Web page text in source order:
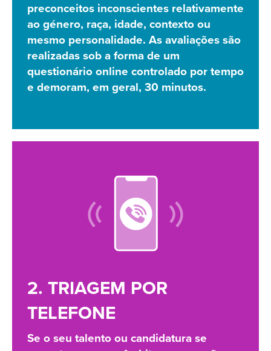
preconceitos inconscientes relativamente
ao género, raça, idade, contexto ou
mesmo personalidade. As avaliações são
realizadas sob a forma de um
questionário online controlado por tempo
e demoram, em geral, 30 minutos.
2. TRIAGEM POR
TELEFONE
Se o seu talento ou candidatura se